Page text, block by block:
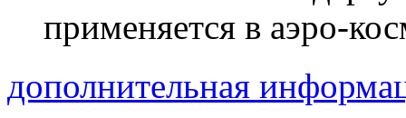
применяется в аэро-
дополнительная